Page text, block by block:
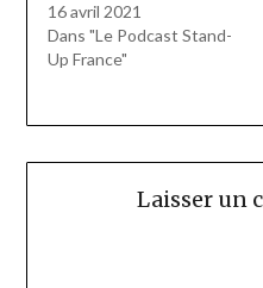
16 avril 2021
Dans "Le Podcast Stand-
Up France"
Laisser un